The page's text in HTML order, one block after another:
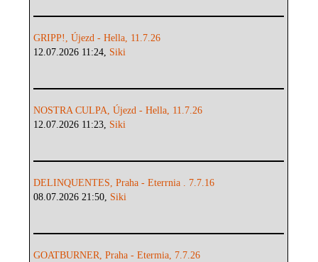
GRIPP!, Újezd - Hella, 11.7.26
12.07.2026 11:24, Siki
NOSTRA CULPA, Újezd - Hella, 11.7.26
12.07.2026 11:23, Siki
DELINQUENTES, Praha - Eterrnia . 7.7.16
08.07.2026 21:50, Siki
GOATBURNER, Praha - Etermia, 7.7.26